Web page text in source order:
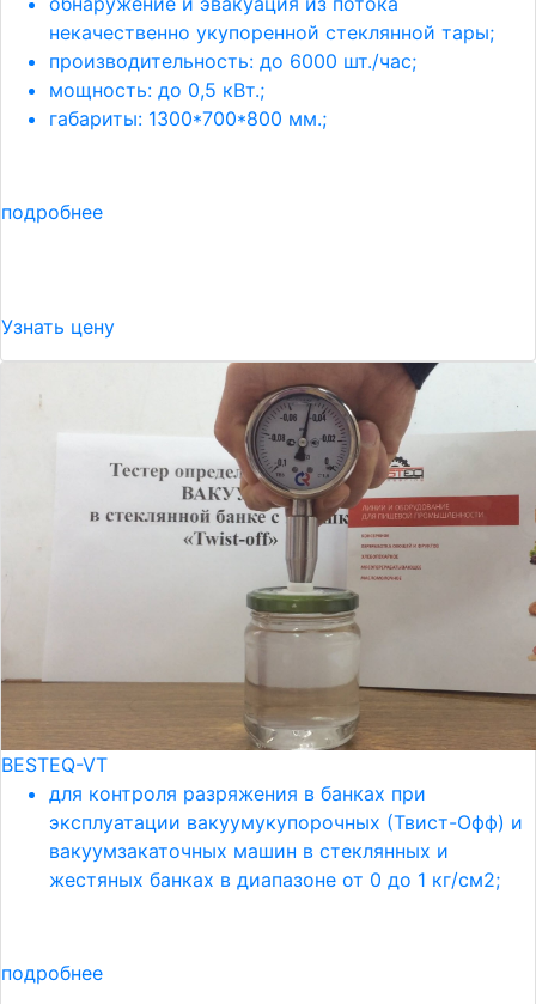
некачественно укупоренной стеклянной тары;
производительность: до 6000 шт./час;
мощность: до 0,5 кВт.;
габариты: 1300*700*800 мм.;
подробнее
Узнать цену
BESTEQ-VT
для контроля разряжения в банках при
эксплуатации вакуумукупорочных (Твист-Офф) и
вакуумзакаточных машин в стеклянных и
жестяных банках в диапазоне от 0 до 1 кг/см2;
подробнее